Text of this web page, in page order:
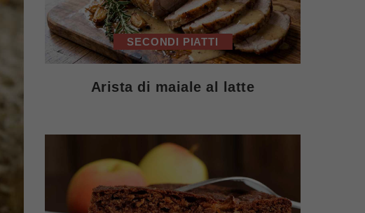
SECONDI PIATTI
Arista di maiale al latte